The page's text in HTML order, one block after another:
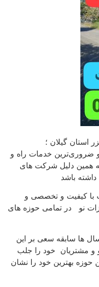
استان گیلان ؛
ضروری‌ترین خدمات راه و
همین دلیل شرکت های
باشد
با کیفیت و تخصصی و
نو در تمامی حوزه های
ها سابقه سعی بر این
و مشتریان خود را جلب
حوزه بهترین خود را نشان